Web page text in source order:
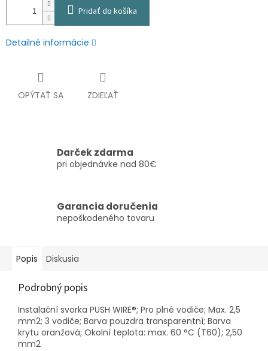
Pridať do košíka
Detailné informácie
OPÝTAŤ SA ZDIEĽAŤ
Darček zdarma
pri objednávke nad 80€
Garancia doručenia
nepoškodeného tovaru
Popis Diskusia
Podrobný popis
Instalační svorka PUSH WIRE®; Pro plné vodiče; Max. 2,5
mm2; 3 vodiče; Barva pouzdra transparentní; Barva
krytu oranžová; Okolní teplota: max. 60 °C (T60); 2,50
mm2